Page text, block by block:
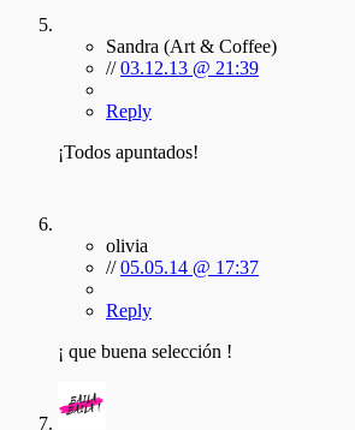
Sandra (Art & Coffee)
//03.12.13 @ 21:39
Reply
¡Todos apuntados!
olivia
//05.05.14 @ 17:37
Reply
¡ que buena selección !